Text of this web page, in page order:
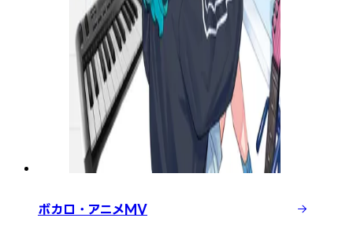
ボカロ・アニメMV